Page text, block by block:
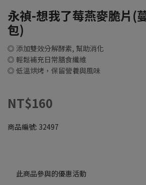
永禎-想我了莓燕麥脆片(
包)
◎ 添加雙效分解酵素, 幫助消化
◎ 輕鬆補充日常膳食纖維
◎ 低溫烘烤，保留營養與風味
NT$160
商品編號: 32497
此商品參與的優惠活動